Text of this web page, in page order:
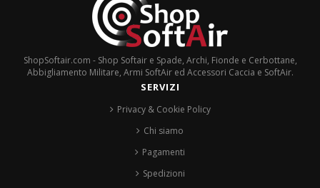
ShopSoftair.com - Shop Softair e Spade, Archi, Fionde e Cerbottane,
Abbigliamento Militare, Armi SoftAir ed Accessori Caccia e SoftAir.
SERVIZI
Privacy & Cookie Policy
Chi siamo
Pagamenti
Spedizioni